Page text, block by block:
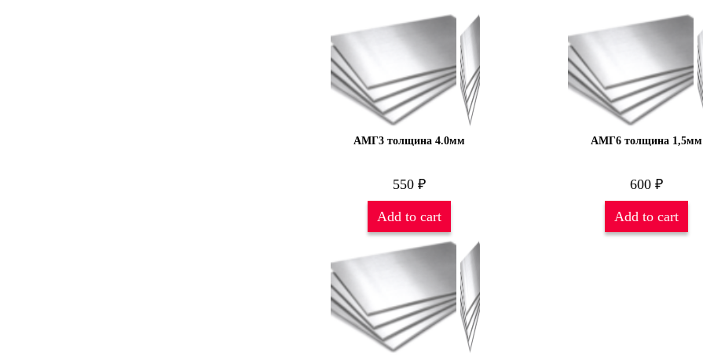
АМГ3 толщина 4.0мм
550 ₽
Add to cart
АМГ6 толщина 1,5мм
600₽
Add to cart